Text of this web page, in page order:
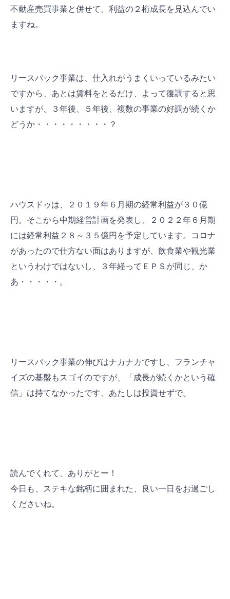
不動産売買事業と併せて、利益の２桁成長を見込んでい
ますね。
リースバック事業は、仕入れがうまくいっているみたい
ですから、あとは賃料をとるだけ、よって復調すると思
いますが、３年後、５年後、複数の事業の好調が続くか
どうか・・・・・・・・・？
ハウスドゥは、２０１９年６月期の経常利益が３０億
円。そこから中期経営計画を発表し、２０２２年６月期
には経常利益２８～３５億円を予定しています。コロナ
があったので仕方ない面はありますが、飲食業や観光業
というわけではないし、３年経ってＥＰＳが同じ、か
あ・・・・・。
リースバック事業の伸びはナカナカですし、フランチャ
イズの基盤もスゴイのですが、「成長が続くかという確
信」は持てなかったです、あたしは投資せずで。
読んでくれて、ありがとー！
今日も、ステキな銘柄に囲まれた、良い一日をお過ごし
くださいね。